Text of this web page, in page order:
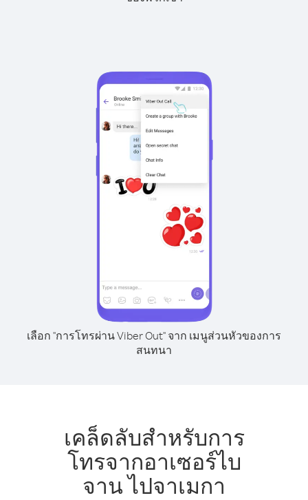
เลือก "การโทรผ่าน Viber Out" จาก เมนูส่วนหัวของการ
สนทนา
เคล็ดลับสำหรับการ
โทรจากอาเซอร์ไบ
จาน ไปจาเมกา